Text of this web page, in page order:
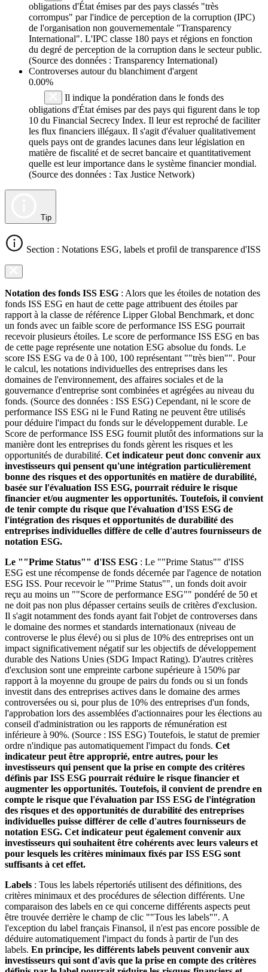
obligations d'État émises par des pays classés "très
corrompus" par l'indice de perception de la corruption (IPC)
de l'organisation non gouvernementale "Transparency
International". L'IPC classe 180 pays et régions en fonction
du degré de perception de la corruption dans le secteur public.
(Source des données : Transparency International)
Controverses autour du blanchiment d'argent
0.00%
Il indique la pondération dans le fonds des
obligations d'État émises par des pays qui figurent dans le top
10 du Financial Secrecy Index. Il leur est reproché de faciliter
les flux financiers illégaux. Il s'agit d'évaluer qualitativement
quels pays ont de grandes lacunes dans leur législation en
matière de fiscalité et de secret bancaire et quantitativement
quelle est leur importance dans le système financier mondial.
(Source des données : Tax Justice Network)
Tip
Section : Notations ESG, labels et profil de transparence d'ISS
Notation des fonds ISS ESG : Alors que les étoiles de notation des
fonds ISS ESG en haut de cette page attribuent des étoiles par
rapport à la classe de référence Lipper Global Benchmark, et donc
un fonds avec un faible score de performance ISS ESG pourrait
recevoir plusieurs étoiles. Le score de performance ISS ESG en bas
de cette page représente une notation ESG absolue du fonds. Le
score ISS ESG va de 0 à 100, 100 représentant ""très bien"". Pour
le calcul, les notations individuelles des entreprises dans les
domaines de l'environnement, des affaires sociales et de la
gouvernance d'entreprise sont combinées et agrégées au niveau du
fonds. (Source des données : ISS ESG) Cependant, ni le score de
performance ISS ESG ni le Fund Rating ne peuvent être utilisés
pour déduire l'impact du fonds sur le développement durable. Le
Score de performance ISS ESG fournit plutôt des informations sur la
manière dont les entreprises du fonds gèrent les risques et les
opportunités de durabilité. Cet indicateur peut donc convenir aux
investisseurs qui pensent qu'une intégration particulièrement
bonne des risques et des opportunités en matière de durabilité,
basée sur l'évaluation ISS ESG, pourrait réduire le risque
financier et/ou augmenter les opportunités. Toutefois, il convient
de tenir compte du risque que l'évaluation d'ISS ESG de
l'intégration des risques et opportunités de durabilité des
entreprises individuelles diffère de celle d'autres fournisseurs de
notation ESG.
Le ""Prime Status"" d'ISS ESG : Le ""Prime Status"" d'ISS
ESG est une récompense de fonds décernée par l'agence de notation
ESG ISS. Pour recevoir le ""Prime Status"", un fonds doit avoir
reçu au moins un ""Score de performance ESG"" pondéré de 50 et
ne doit pas non plus dépasser certains seuils de critères d'exclusion.
Il s'agit notamment des fonds ayant fait l'objet de controverses dans
le domaine des normes et standards internationaux (niveau de
controverse le plus élevé) ou si plus de 10% des entreprises ont un
impact significativement négatif sur les objectifs de développement
durable des Nations Unies (SDG Impact Rating). D'autres critères
d'exclusion sont une empreinte carbone supérieure à 150% par
rapport à la moyenne du groupe de pairs du fonds ou si un fonds
investit dans des entreprises actives dans le domaine des armes
controversées ou si, pour plus de 10% des entreprises d'un fonds,
l'approbation lors des assemblées d'actionnaires pour les élections au
conseil d'administration ou les rapports de rémunération est
inférieure à 90%. (Source : ISS ESG) Toutefois, le statut de premier
ordre n'indique pas automatiquement l'impact du fonds. Cet
indicateur peut être approprié, entre autres, pour les
investisseurs qui pensent que la prise en compte des critères
définis par ISS ESG pourrait réduire le risque financier et
augmenter les opportunités. Toutefois, il convient de prendre en
compte le risque que l'évaluation par ISS ESG de l'intégration
des risques et des opportunités de durabilité des entreprises
individuelles puisse différer de celle d'autres fournisseurs de
notation ESG. Cet indicateur peut également convenir aux
investisseurs qui souhaitent être cohérents avec leurs valeurs et
pour lesquels les critères minimaux fixés par ISS ESG sont
suffisants à cet effet.
Labels : Tous les labels répertoriés utilisent des définitions, des
critères minimaux et des procédures de sélection différents. Une
comparaison des labels en ce qui concerne différents aspects peut
être trouvée derrière le champ de clic ""Tous les labels"". A
l'exception du label français Finansol, il n'est pas encore possible de
déduire automatiquement l'impact du fonds à partir de l'un des
labels. En principe, les différents labels peuvent convenir aux
investisseurs qui sont d'avis que la prise en compte des critères